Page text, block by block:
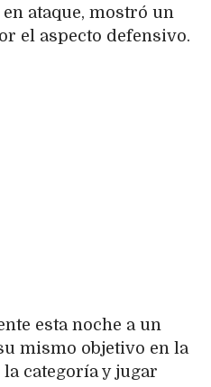
ataque, mostró un
el aspecto defensivo.
esta noche a un
mismo objetivo en la
categoría y jugar